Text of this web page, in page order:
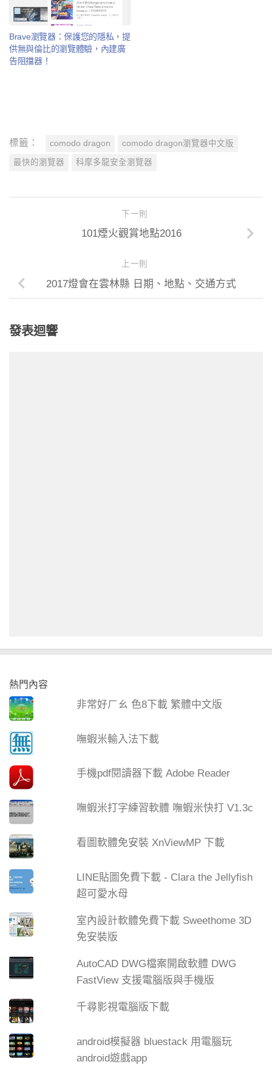
Brave瀏覽器：保護您的隱私，提
供無與倫比的瀏覽體驗，內建廣
告阻擋器！
標籤： comodo dragon comodo dragon瀏覽器中文版
最快的瀏覽器 科摩多龍安全瀏覽器
下一則
101煙火觀賞地點2016
上一則
2017燈會在雲林縣 日期、地點、交通方式
發表迴響
熱門內容
非常好ㄏㄠ 色8下載 繁體中文版
嘸蝦米輸入法下載
手機pdf閱讀器下載 Adobe Reader
嘸蝦米打字練習軟體 嘸蝦米快打 V1.3c
看圖軟體免安裝 XnViewMP 下載
LINE貼圖免費下載 - Clara the Jellyfish
超可愛水母
室內設計軟體免費下載 Sweethome 3D
免安裝版
AutoCAD DWG檔案開啟軟體 DWG
FastView 支援電腦版與手機版
千尋影視電腦版下載
android模擬器 bluestack 用電腦玩
android遊戲app